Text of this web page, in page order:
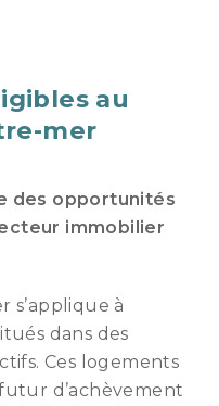
au
mer
des opportunités
immobilier
s’applique à
dans des
Ces logements
d’achèvement